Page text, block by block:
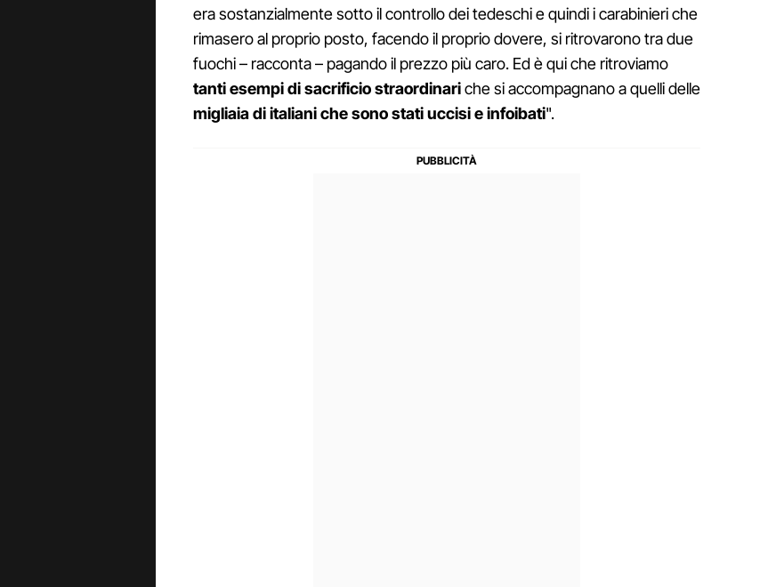
era sostanzialmente sotto il controllo dei tedeschi e quindi i carabinieri che
rimasero al proprio posto, facendo il proprio dovere, si ritrovarono tra due
fuochi – racconta – pagando il prezzo più caro. Ed è qui che ritroviamo
tanti esempi di sacrificio straordinariche si accompagnano a quelli delle
migliaia di italiani che sono stati uccisi e infoibati".